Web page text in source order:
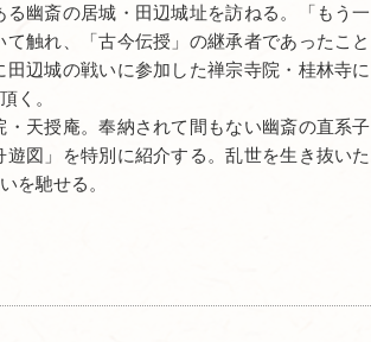
幽斎の居城・田辺城址を訪ねる。「もう一
触れ、「古今伝授」の継承者であったこと
辺城の戦いに参加した禅宗寺院・桂林寺に
く。
天授庵。奉納されて間もない幽斎の直系子
図」を特別に紹介する。乱世を生き抜いた
を馳せる。